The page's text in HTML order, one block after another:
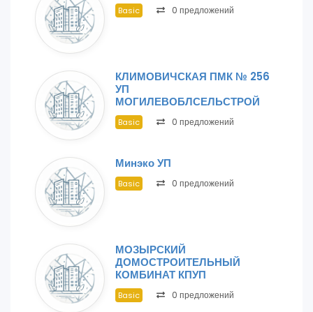
Basic 0 предложений
КЛИМОВИЧСКАЯ ПМК № 256
УП
МОГИЛЕВОБЛСЕЛЬСТРОЙ
Basic 0 предложений
Минэко УП
Basic 0 предложений
МОЗЫРСКИЙ
ДОМОСТРОИТЕЛЬНЫЙ
КОМБИНАТ КПУП
Basic 0 предложений